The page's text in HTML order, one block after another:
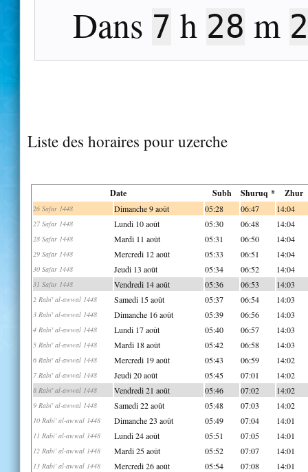
Dans 7 h 28 m
Liste des horaires pour uzerche
Date Subh Shuruq * Zhur
26 Safar 1448 Dimanche 9 août 05:28 06:47 14:04
27 Safar 1448 Lundi 10 août 05:30 06:48 14:04
28 Safar 1448 Mardi 11 août 05:31 06:50 14:04
29 Safar 1448 Mercredi 12 août 05:33 06:51 14:04
30 Safar 1448 Jeudi 13 août 05:34 06:52 14:04
31 Safar 1448 Vendredi 14 août 05:36 06:53 14:03
2 Rabi' al-awwal 1448 Samedi 15 août 05:37 06:54 14:03
3 Rabi' al-awwal 1448 Dimanche 16 août 05:39 06:56 14:03
4 Rabi' al-awwal 1448 Lundi 17 août 05:40 06:57 14:03
5 Rabi' al-awwal 1448 Mardi 18 août 05:42 06:58 14:03
6 Rabi' al-awwal 1448 Mercredi 19 août 05:43 06:59 14:02
7 Rabi' al-awwal 1448 Jeudi 20 août 05:45 07:01 14:02
8 Rabi' al-awwal 1448 Vendredi 21 août 05:46 07:02 14:02
9 Rabi' al-awwal 1448 Samedi 22 août 05:48 07:03 14:02
10 Rabi' al-awwal 1448 Dimanche 23 août 05:49 07:04 14:01
11 Rabi' al-awwal 1448 Lundi 24 août 05:51 07:05 14:01
12 Rabi' al-awwal 1448 Mardi 25 août 05:52 07:07 14:01
13 Rabi' al-awwal 1448 Mercredi 26 août 05:54 07:08 14:01